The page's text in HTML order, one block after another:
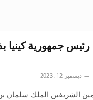
رئيس جمهورية كينيا
ديسمبر 12, 2023
الشريفين الملك سلمان